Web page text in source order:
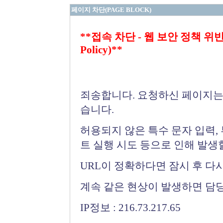
페이지 차단(PAGE BLOCK)
**접속 차단 - 웹 보안 정책 위
Policy)**
죄송합니다. 요청하신 페이지
습니다.
허용되지 않은 특수 문자 입력
트 실행 시도 등으로 인해 발생
URL이 정확하다면 잠시 후 다
계속 같은 현상이 발생하면 담
IP정보 : 216.73.217.65